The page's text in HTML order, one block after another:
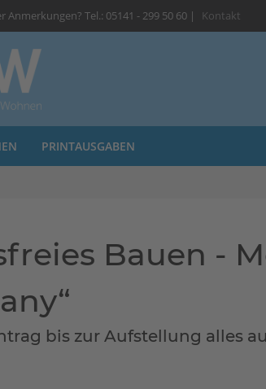
Anmerkungen? Tel.: 05141 - 299 50 60 | Kontakt
PRINTAUSGABEN
Bauen -
bis zur Aufstellung alles